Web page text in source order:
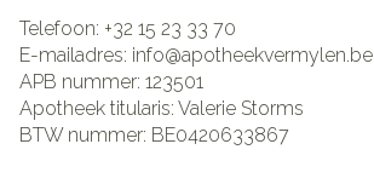
Telefoon: +32 15 23 33 70
E-mailadres: info@apotheekvermylen.be
APB nummer: 123501
Apotheek titularis: Valerie Storms
BTW nummer: BE0420633867